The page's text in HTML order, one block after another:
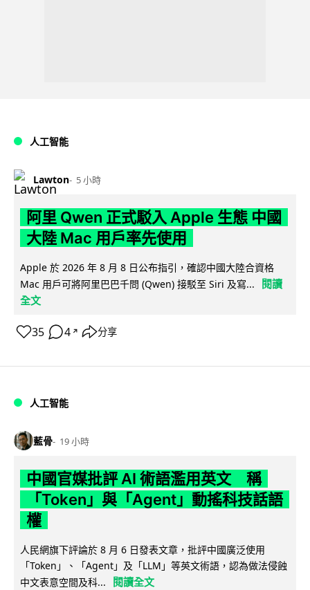
人工智能
Lawton 5 小時
阿里 Qwen 正式駁入 Apple 生態 中國
大陸 Mac 用戶率先使用
Apple 於 2026 年 8 月 8 日公布指引，確認中國大陸合資格
Mac 用戶可將阿里巴巴千問 (Qwen) 接駁至 Siri 及寫...
閱讀
全文
35 4 ↗ 分享
人工智能
藍骨 19 小時
中國官媒批評 AI 術語濫用英文 稱
「Token」與「Agent」動搖科技話語
權
人民網旗下評論於 8 月 6 日發表文章，批評中國廣泛使用
「Token」、「Agent」及「LLM」等英文術語，認為做法侵蝕
中文表意空間及科...
閱讀全文